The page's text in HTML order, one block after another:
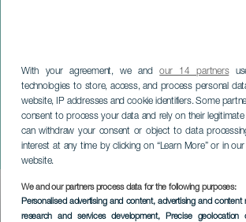
With your agreement, we andour 14 partners
technologies to store, access, and process personal
website, IP addresses and cookie identifiers. Some
consent to process your data and rely on their legitimate
can withdraw your consent or object to data
interest at any time by clicking on “Learn More” or in
website.
We and our partners process data for the following purposes:
Personalised advertising and content, advertising and
research and services development, Precise geolocation
Les Castizos, Los
Canarios ja paljon
konsertissa
FUERTEVENTURA
Imagen
Listado